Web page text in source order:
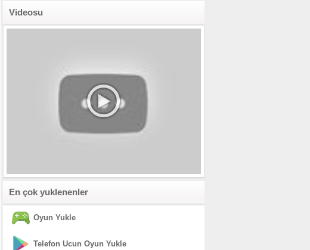
Videosu
En çok yuklenenler
Oyun Yukle
Telefon Ucun Oyun Yukle